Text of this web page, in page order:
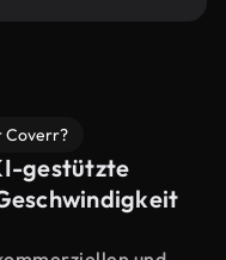
Coverr?
gestützte